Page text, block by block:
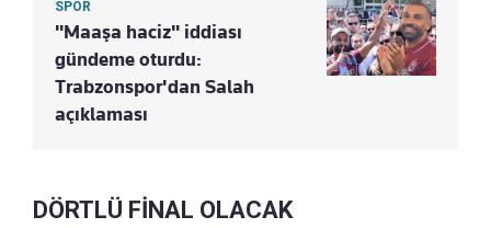
SPOR
"Maaşa haciz" iddiası
gündeme oturdu:
Trabzonspor'dan Salah
açıklaması
DÖRTLÜ FİNAL OLACAK